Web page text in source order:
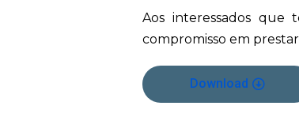
Aos interessados que
compromisso em
Download